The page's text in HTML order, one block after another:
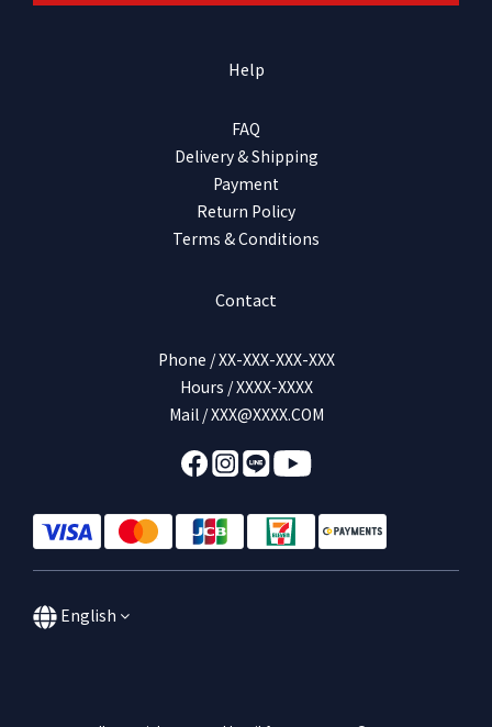
Help
FAQ
Delivery & Shipping
Payment
Return Policy
Terms & Conditions
Contact
Phone / XX-XXX-XXX-XXX
Hours / XXXX-XXXX
Mail / XXX@XXXX.COM
English